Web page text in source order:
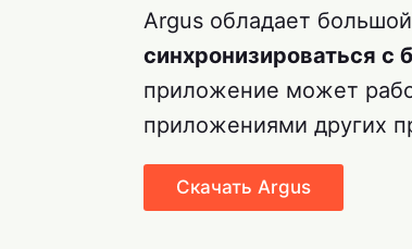
Argus обладает
синхронизироваться с
приложение может
приложениями других
Скачать Argus